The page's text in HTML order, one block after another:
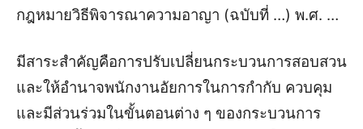
กฎหมายวิธีพิจารณาความอาญา (ฉบับที่ …) พ.ศ. …
มีสาระสำคัญคือการปรับเปลี่ยนกระบวนการสอบสวน
และให้อำนาจพนักงานอัยการในการกำกับ ควบคุม
และมีส่วนร่วมในขั้นตอนต่าง ๆ ของกระบวนการ